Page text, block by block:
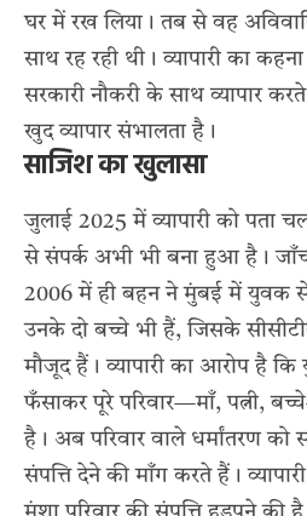
घर में रख लिया। तब से वह
साथ रह रही थी। व्यापारी का
सरकारी नौकरी के साथ व्यापार
खुद व्यापार संभालता है।
साजिश का खुलासा
जुलाई 2025 में व्यापारी को पता
से संपर्क अभी भी बना हुआ है।
2006 में ही बहन ने मुंबई में युवक
उनके दो बच्चे भी हैं, जिसके
मौजूद हैं। व्यापारी का आरोप है
फँसाकर पूरे परिवार—माँ, पत्नी,
है। अब परिवार वाले धर्मांतरण को
संपत्ति देने की माँग करते हैं।